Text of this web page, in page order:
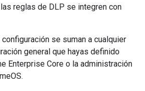
reglas de DLP se integren con
se suman a cualquier
general que hayas definido
Enterprise Core o la administración